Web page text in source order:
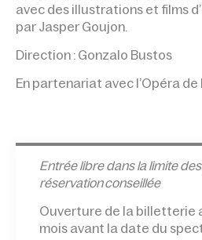
avec des illustrations et films
par Jasper Goujon.
Direction : Gonzalo Bustos
En partenariat avec l’Opéra de
Entrée libre dans la limite
réservation conseillée
Ouverture de la billetterie
mois avant la date du